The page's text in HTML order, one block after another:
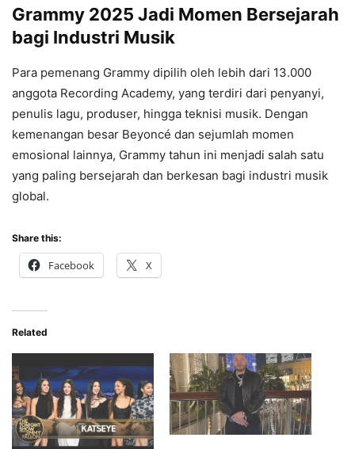
Grammy 2025 Jadi Momen Bersejarah
bagi Industri Musik
Para pemenang Grammy dipilih oleh lebih dari 13.000
anggota Recording Academy, yang terdiri dari penyanyi,
penulis lagu, produser, hingga teknisi musik. Dengan
kemenangan besar Beyoncé dan sejumlah momen
emosional lainnya, Grammy tahun ini menjadi salah satu
yang paling bersejarah dan berkesan bagi industri musik
global.
Share this:
Facebook X
Related